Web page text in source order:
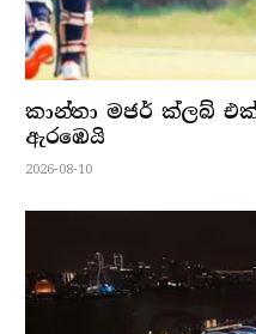
කාන්තා මජර් ක්ලබ්
ඇරඹෙයි
2026-08-10